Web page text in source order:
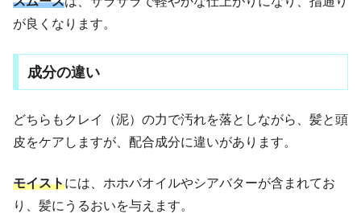
が良くなります。
成分の違い
どちらもクレイ（泥）の力で汚れを落としながら、髪と頭
皮をケアしますが、配合成分に違いがあります。
モイストには、ホホバオイルやシアバターが含まれてお
り、髪にうるおいを与えます。